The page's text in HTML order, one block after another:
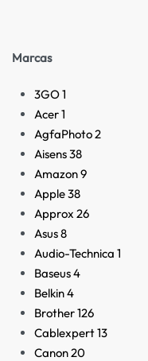
Marcas
3GO1
Acer1
AgfaPhoto2
Aisens38
Amazon9
Apple38
Approx 26
Asus8
Audio-Technica 1
Baseus4
Belkin4
Brother126
Cablexpert13
Canon20